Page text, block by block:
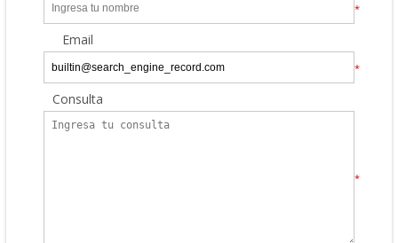
*
Email
*
Consulta
*